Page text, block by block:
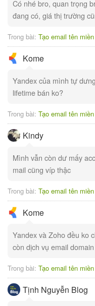
Có nhé bro, quan trọng
đang có, giá thị trường
Trong bài: Tạo email tên
Kome
Yandex của mình tự
lifetime bán ko?
Trong bài: Tạo email tên
Kindy
Mình vẫn còn dư mấy
mail cũng víp thậc
Trong bài: Tạo email tên
Kome
Yandex và Zoho đều ko
còn dịch vụ email
Trong bài: Tạo email tên
Tịnh Nguyễn Blog